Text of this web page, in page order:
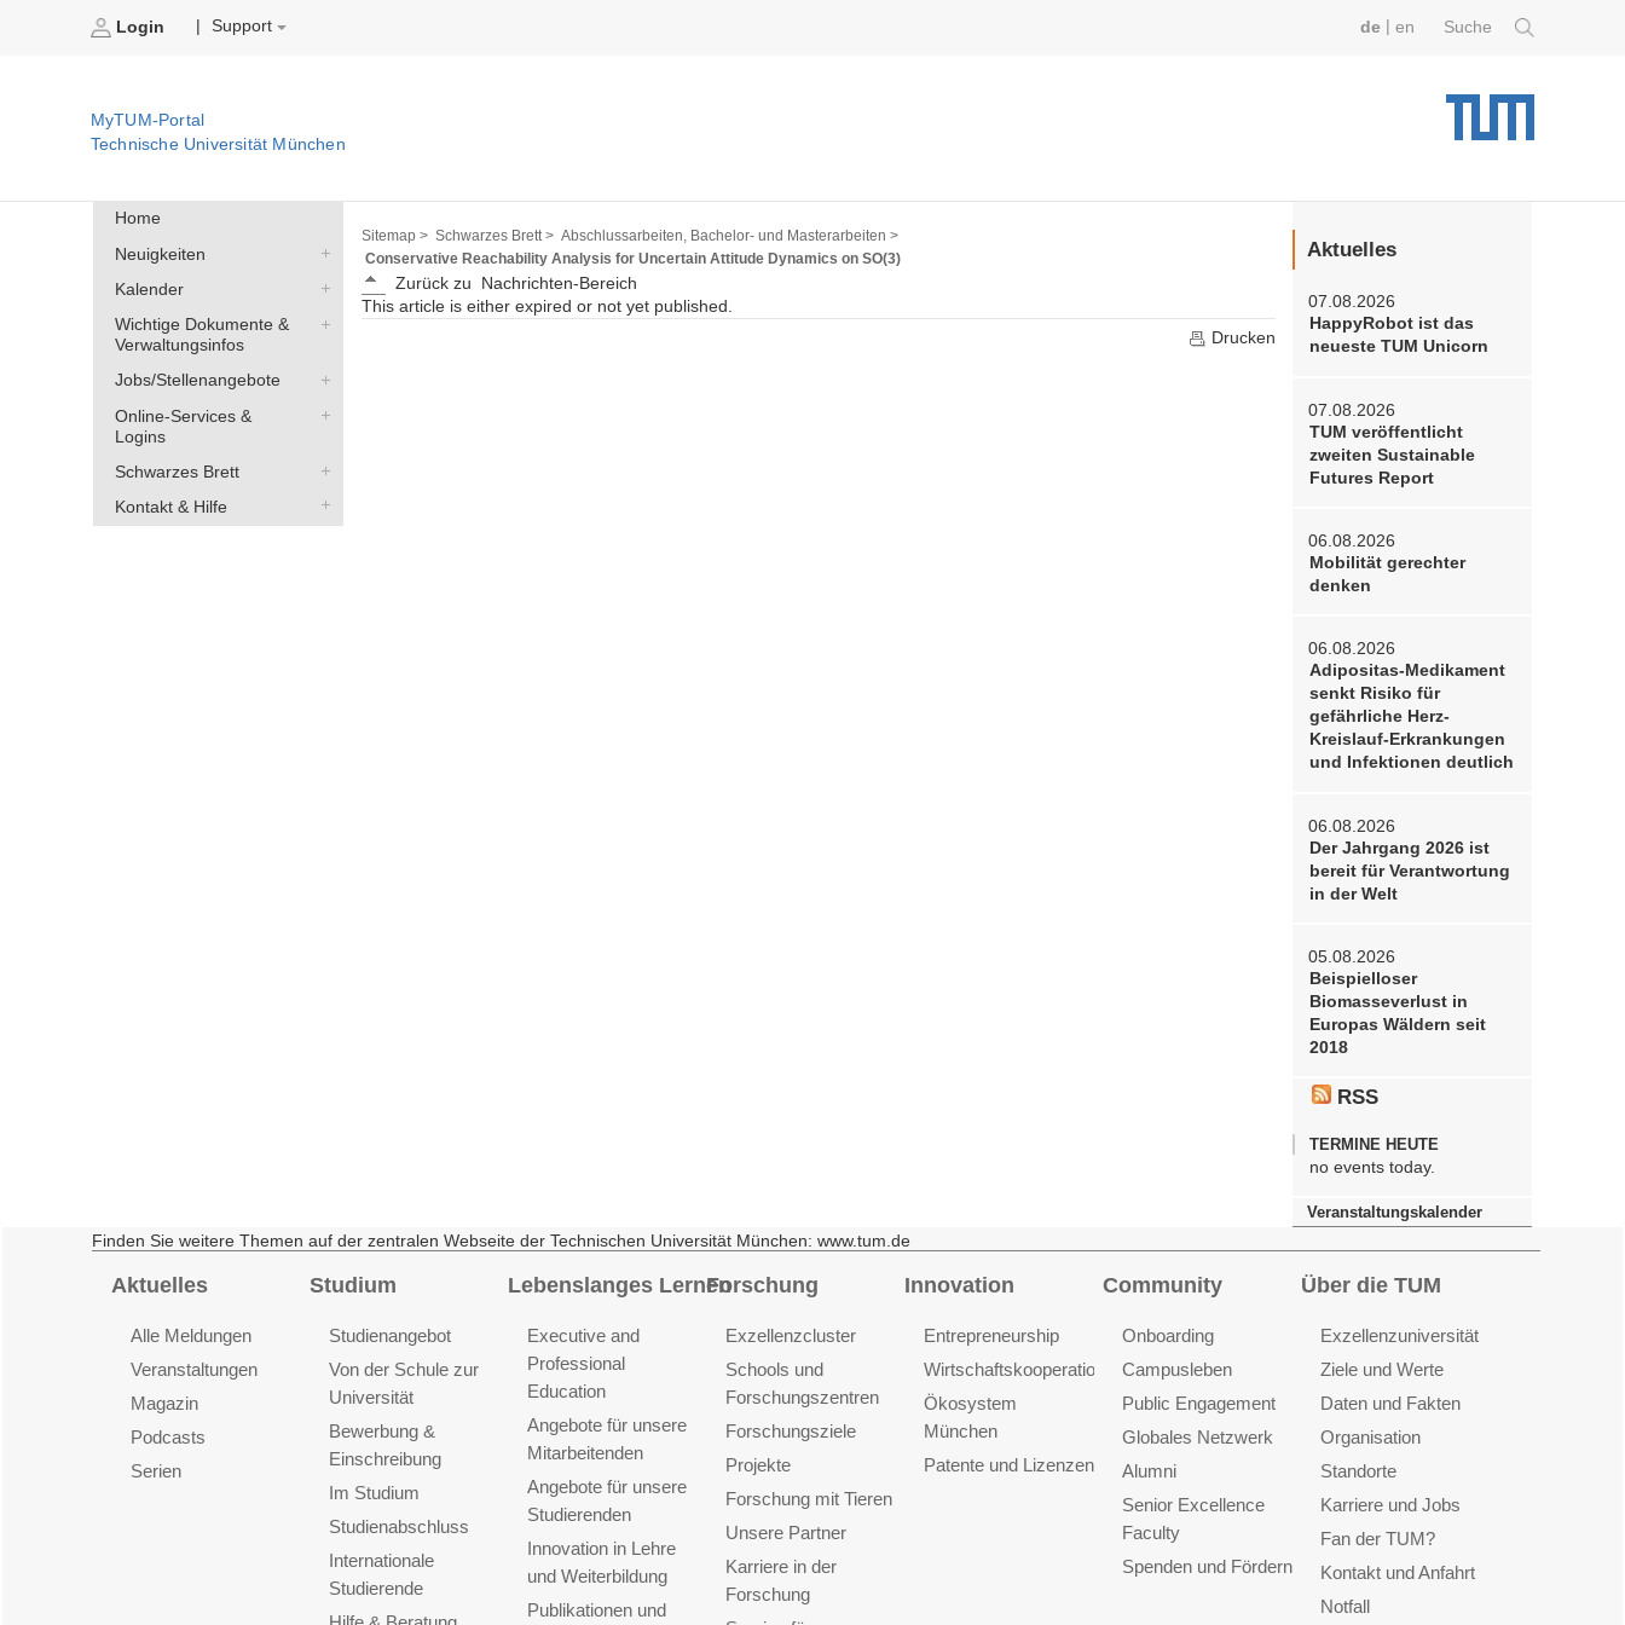
Login Support Suche
de en
MyTUM-Portal
Technische Universität München
Home
Neuigkeiten
Kalender
Wichtige Dokumente &
Verwaltungsinfos
Jobs/Stellenangebote
Online-Services &
Logins
Schwarzes Brett
Kontakt & Hilfe
Sitemap > Schwarzes Brett > Abschlussarbeiten, Bachelor- und Masterarbeiten >
Conservative Reachability Analysis for Uncertain Attitude Dynamics on SO(3)
Zurück zu
Nachrichten-Bereich
This article is either expired or not yet published.
Drucken
Aktuelles
07.08.2026
HappyRobot ist das
neueste TUM Unicorn
07.08.2026
TUM veröffentlicht
zweiten Sustainable
Futures Report
06.08.2026
Mobilität gerechter
denken
06.08.2026
Adipositas-Medikament
senkt Risiko für
gefährliche Herz-
Kreislauf-Erkrankungen
und Infektionen deutlich
06.08.2026
Der Jahrgang 2026 ist
bereit für Verantwortung
in der Welt
05.08.2026
Beispielloser
Biomasseverlust in
Europas Wäldern seit
2018
RSS
TERMINE HEUTE
no events today.
Veranstaltungskalender
Finden Sie weitere Themen auf der zentralen Webseite der Technischen Universität München: www.tum.de
Aktuelles
Alle Meldungen
Veranstaltungen
Magazin
Podcasts
Serien
Studium
Studienangebot
Von der Schule zur
Universität
Bewerbung &
Einschreibung
Im Studium
Studienabschluss
Internationale
Studierende
Lebenslanges Lernen
Executive and
Professional
Education
Angebote für unsere
Mitarbeitenden
Angebote für unsere
Studierenden
Innovation in Lehre
und Weiterbildung
Publikationen und
Forschung
Exzellenzcluster
Schools und
Forschungszentren
Forschungsziele
Projekte
Forschung mit Tieren
Unsere Partner
Karriere in der
Forschung
Innovation
Entrepreneurship
Wirtschaftskooperationen
Ökosystem
München
Patente und Lizenzen
Community
Onboarding
Campusleben
Public Engagement
Globales Netzwerk
Alumni
Senior Excellence
Faculty
Spenden und Fördern
Über die TUM
Exzellenzuniversität
Ziele und Werte
Daten und Fakten
Organisation
Standorte
Karriere und Jobs
Fan der TUM?
Kontakt und Anfahrt
Notfall